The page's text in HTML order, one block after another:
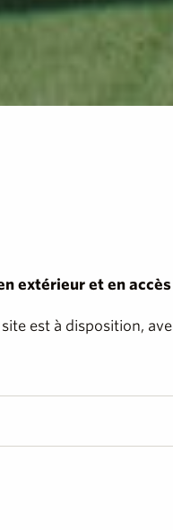
extérieur et en
est à disposition,